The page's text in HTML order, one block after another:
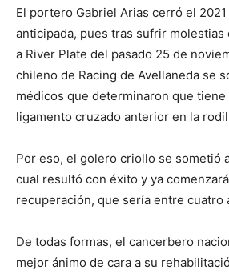
El portero Gabriel Arias cerró el
anticipada, pues tras sufrir
a River Plate del pasado 25 de
chileno de Racing de Avellaneda se
médicos que determinaron que tiene
ligamento cruzado anterior en la
Por eso, el golero criollo se sometió
cual resultó con éxito y ya
recuperación, que sería entre cuatro
De todas formas, el cancerbero
mejor ánimo de cara a su